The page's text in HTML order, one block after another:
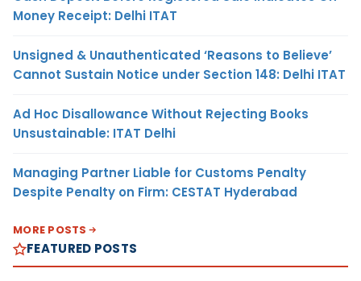
Money Receipt: Delhi ITAT
Unsigned & Unauthenticated ‘Reasons to Believe’
Cannot Sustain Notice under Section 148: Delhi ITAT
Ad Hoc Disallowance Without Rejecting Books
Unsustainable: ITAT Delhi
Managing Partner Liable for Customs Penalty
Despite Penalty on Firm: CESTAT Hyderabad
MORE POSTS
FEATURED POSTS